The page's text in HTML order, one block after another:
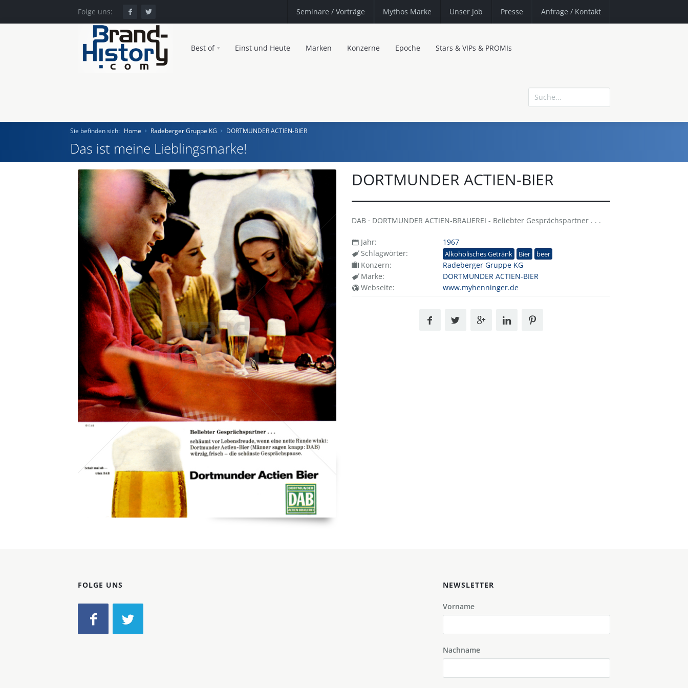
Folge uns: Seminare / Vorträge Mythos Marke Unser Job Presse Anfrage / Kontakt
Best of Einst und Heute Marken Konzerne Epoche Stars & VIPs & PROMIs
Home
Einst und Heute
Marken
Konzerne
Epoche
Sie befinden sich: Home Radeberger Gruppe KG DORTMUNDER ACTIEN-BIER
Das ist meine Lieblingsmarke!
DORTMUNDER ACTIEN-BIER
DAB · DORTMUNDER ACTIEN-BRAUEREI - Beliebter Gesprächspartner . . .
Jahr:
1967
Schlagwörter:
Alkoholisches Getränk Bier beer
Konzern:
Radeberger Gruppe KG
Marke:
DORTMUNDER ACTIEN-BIER
Webseite:
www.myhenninger.de
FOLGE UNS NEWSLETTER
Vorname
Nachname